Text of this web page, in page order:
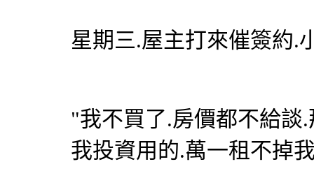
星期三.屋主打來催簽約.
"我不買了.房價都不給談
我投資用的.萬一租不掉